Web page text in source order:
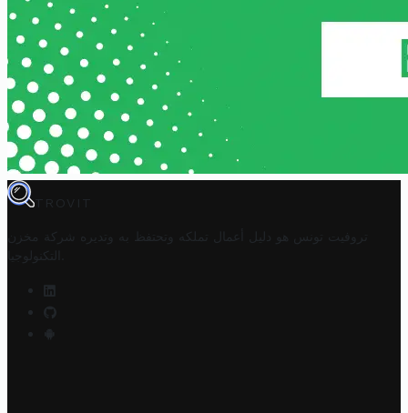
TROVIT
تروفيت تونس هو دليل أعمال تملكه وتحتفظ به وتديره
شركة مخزن
التكنولوجيا